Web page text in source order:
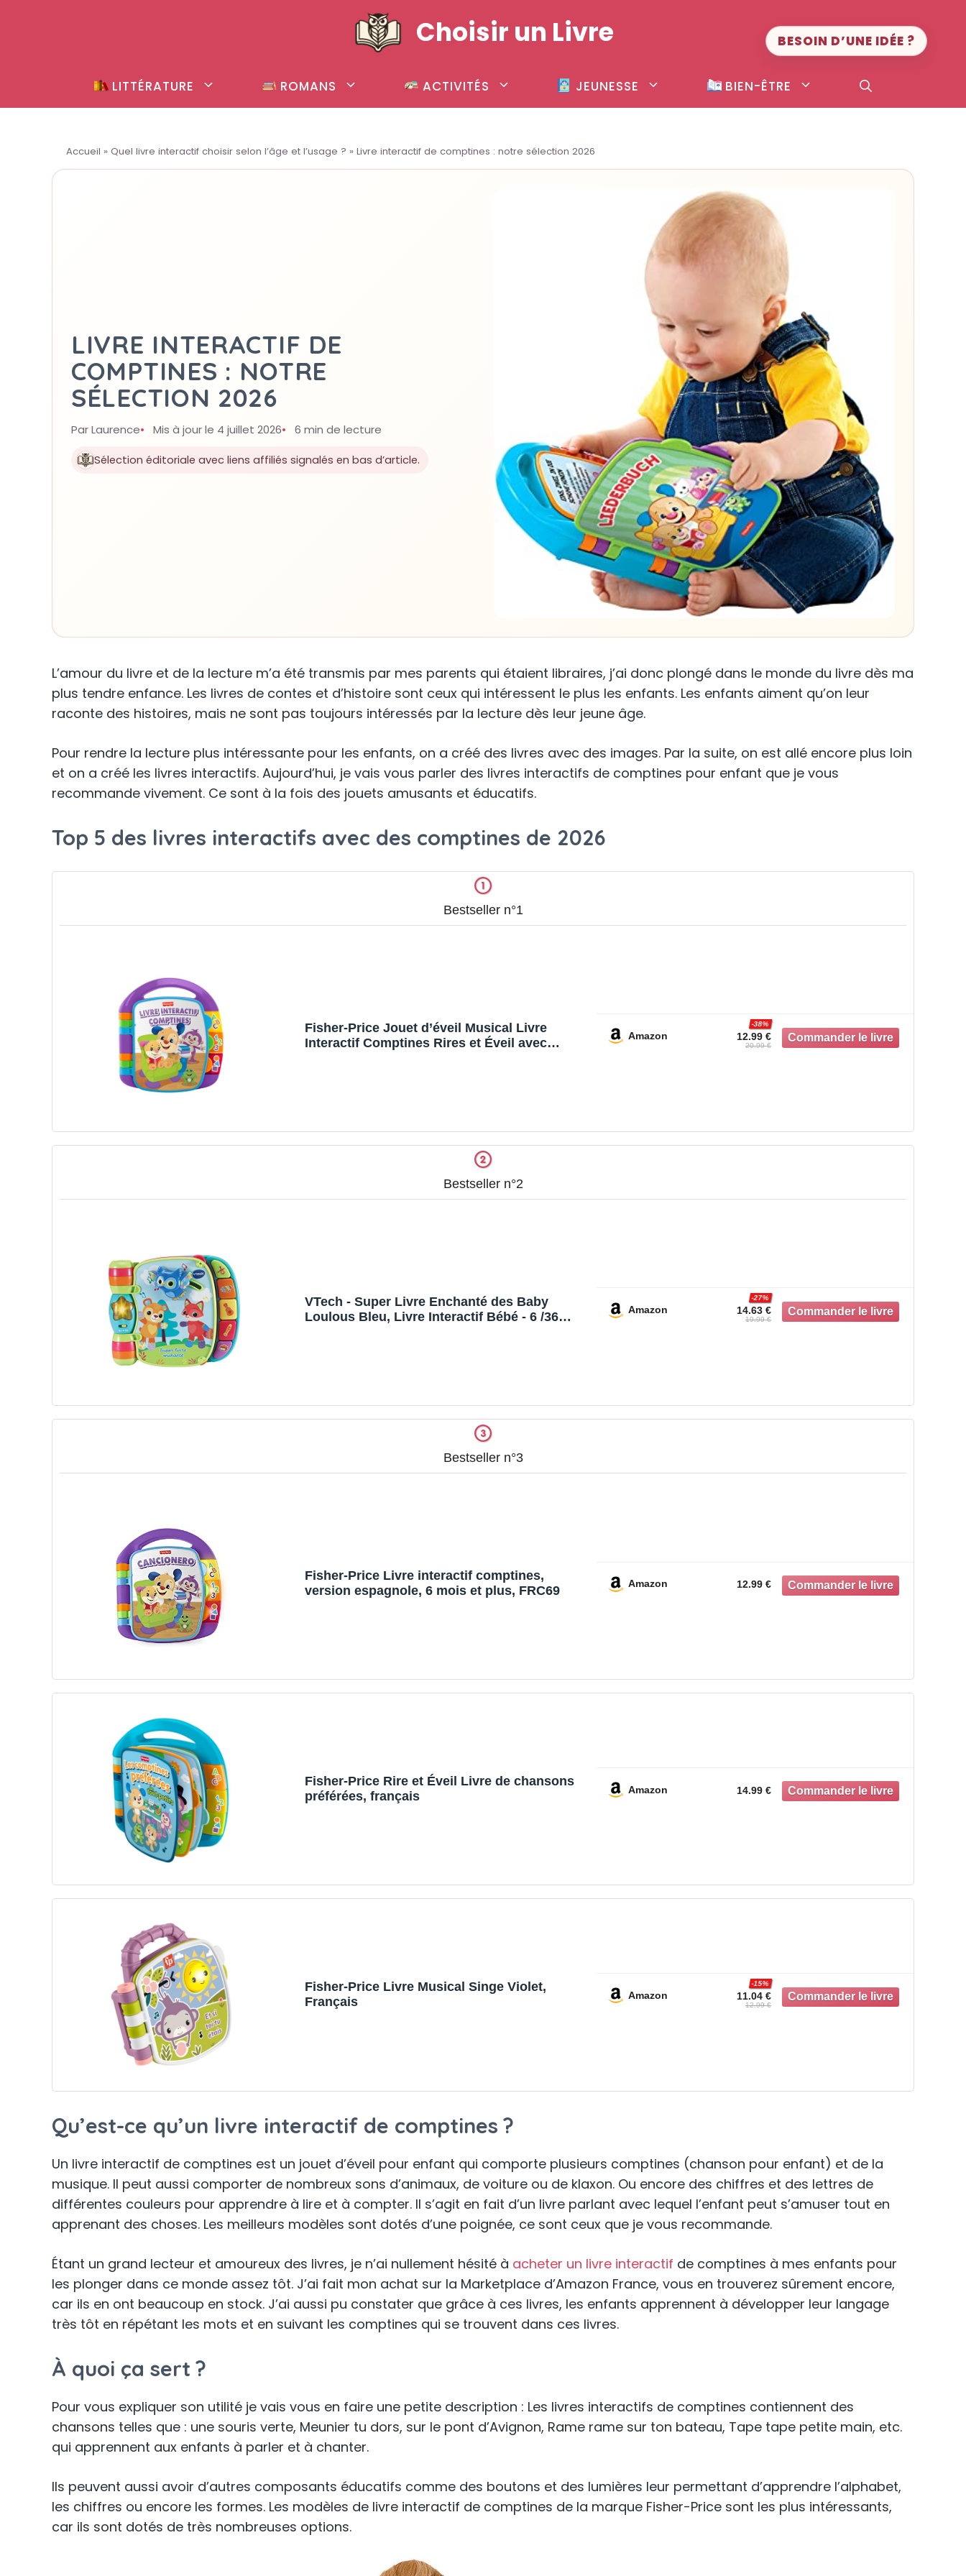
Choisir un Livre
LITTÉRATURE
BESOIN D’UNE IDÉE ?
ROMANS ACTIVITÉS JEUNESSE BIEN-ÊTRE
Accueil » Quel livre interactif choisir selon l’âge et l’usage ? » Livre interactif de comptines : notre sélection 2026
LIVRE INTERACTIF DE
COMPTINES : NOTRE
SÉLECTION 2026
Par Laurence Mis à jour le 4 juillet 2026 6 min de lecture
Sélection éditoriale avec liens affiliés signalés en bas d’article.
L’amour du livre et de la lecture m’a été transmis par mes parents qui étaient libraires, j’ai donc plongé dans le monde du livre dès ma
plus tendre enfance. Les livres de contes et d’histoire sont ceux qui intéressent le plus les enfants. Les enfants aiment qu’on leur
raconte des histoires, mais ne sont pas toujours intéressés par la lecture dès leur jeune âge.
Pour rendre la lecture plus intéressante pour les enfants, on a créé des livres avec des images. Par la suite, on est allé encore plus loin
et on a créé les livres interactifs. Aujourd’hui, je vais vous parler des livres interactifs de comptines pour enfant que je vous
recommande vivement. Ce sont à la fois des jouets amusants et éducatifs.
Top 5 des livres interactifs avec des comptines de 2026
Bestseller n°1
Fisher-Price Jouet d’éveil Musical Livre
Interactif Comptines Rires et Éveil avec
Amazon 12.99 €
-38%
20.99 €
Bestseller n°2
VTech - Super Livre Enchanté des Baby
Loulous Bleu, Livre Interactif Bébé - 6 /36
Amazon 14.63 €
-27%
19.99 €
Bestseller n°3
Fisher-Price Livre interactif comptines,
version espagnole, 6 mois et plus, FRC69
Amazon 12.99 €
Fisher-Price Rire et Éveil Livre de chansons
préférées, français
Amazon 14.99 €
Fisher-Price Livre Musical Singe Violet,
Français
Amazon 11.04 €
-15%
12.99 €
Qu’est-ce qu’un livre interactif de comptines ?
Un livre interactif de comptines est un jouet d’éveil pour enfant qui comporte plusieurs comptines (chanson pour enfant) et de la
musique. Il peut aussi comporter de nombreux sons d’animaux, de voiture ou de klaxon. Ou encore des chiffres et des lettres de
différentes couleurs pour apprendre à lire et à compter. Il s’agit en fait d’un livre parlant avec lequel l’enfant peut s’amuser tout en
apprenant des choses. Les meilleurs modèles sont dotés d’une poignée, ce sont ceux que je vous recommande.
Étant un grand lecteur et amoureux des livres, je n’ai nullement hésité à acheter un livre interactif de comptines à mes enfants pour
les plonger dans ce monde assez tôt. J’ai fait mon achat sur la Marketplace d’Amazon France, vous en trouverez sûrement encore,
car ils en ont beaucoup en stock. J’ai aussi pu constater que grâce à ces livres, les enfants apprennent à développer leur langage
très tôt en répétant les mots et en suivant les comptines qui se trouvent dans ces livres.
À quoi ça sert ?
Pour vous expliquer son utilité je vais vous en faire une petite description : Les livres interactifs de comptines contiennent des
chansons telles que : une souris verte, Meunier tu dors, sur le pont d’Avignon, Rame rame sur ton bateau, Tape tape petite main, etc.
qui apprennent aux enfants à parler et à chanter.
Ils peuvent aussi avoir d’autres composants éducatifs comme des boutons et des lumières leur permettant d’apprendre l’alphabet,
les chiffres ou encore les formes. Les modèles de livre interactif de comptines de la marque Fisher-Price sont les plus intéressants,
car ils sont dotés de très nombreuses options.